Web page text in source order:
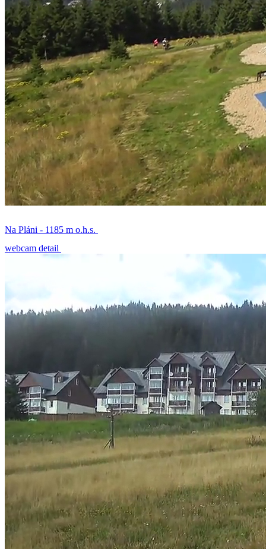
Na Pláni - 1185 m o.h.s.
webcam detail